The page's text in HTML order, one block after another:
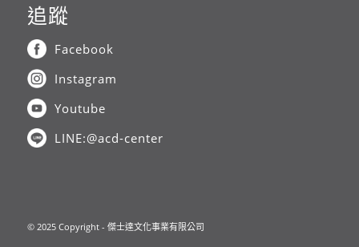
追蹤
Facebook
Instagram
Youtube
LINE:@acd-center
© 2025 Copyright - 傑士達文化事業有限公司